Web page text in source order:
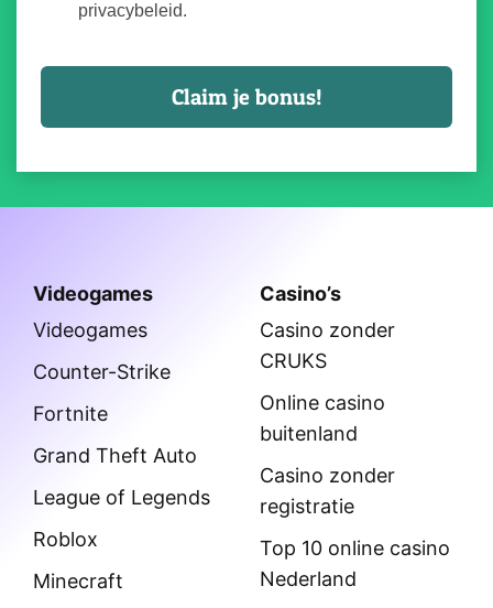
privacybeleid.
Videogames
Videogames
Counter-Strike
Fortnite
Grand Theft Auto
League of Legends
Roblox
Minecraft
Casino’s
Casino zonder
CRUKS
Online casino
buitenland
Casino zonder
registratie
Top 10 online casino
Nederland